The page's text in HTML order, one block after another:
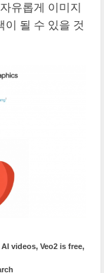
유롭게 이미지
이 될 수 있을 것
videos, Veo2 is free,